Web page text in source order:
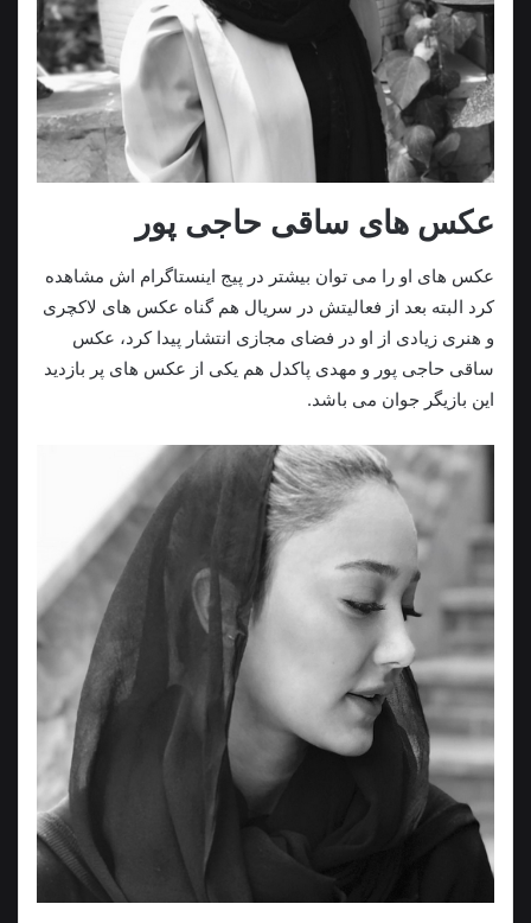
عکس های ساقی حاجی پور
عکس های او‌ را می توان بیشتر در پیج اینستاگرام اش مشاهده
کرد البته بعد از فعالیتش در سریال هم گناه عکس های لاکچری
و‌ هنری زیادی از او در فضای مجازی انتشار پیدا کرد، عکس
ساقی حاجی پور و مهدی پاکدل هم یکی از عکس های پر بازدید
این بازیگر جوان می باشد.